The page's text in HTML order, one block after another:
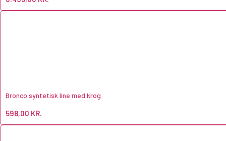
Bronco syntetisk line med krog
598,00 KR.